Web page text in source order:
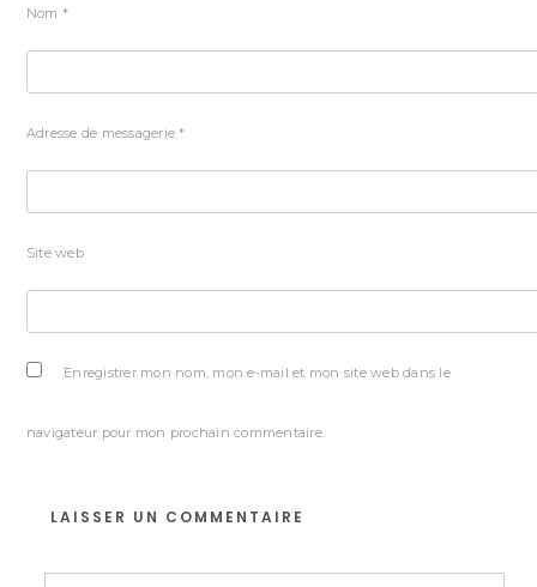
Nom *
Adresse de messagerie *
Site web
Enregistrer mon nom, mon e-mail et mon site web dans le
navigateur pour mon prochain commentaire.